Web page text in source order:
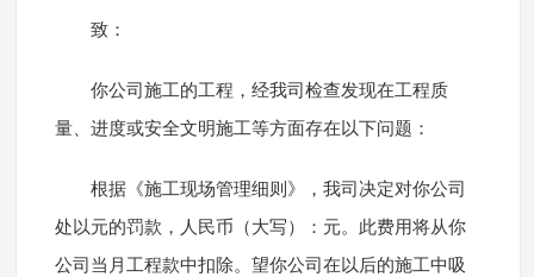
致：
你公司施工的工程，经我司检查发现在工程质
量、进度或安全文明施工等方面存在以下问题：
根据《施工现场管理细则》，我司决定对你公司
处以元的罚款，人民币（大写）：元。此费用将从你
公司当月工程款中扣除。望你公司在以后的施工中吸